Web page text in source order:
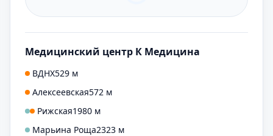
Медицинский центр К Медицина
ВДНХ529 м
Алексеевская572 м
Рижская1980 м
Марьина Роща2323 м